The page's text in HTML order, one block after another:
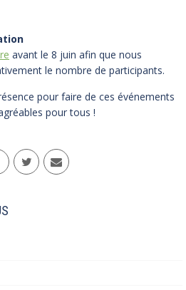
avant le 8 juin afin que nous
le nombre de participants.
pour faire de ces événements
pour tous !